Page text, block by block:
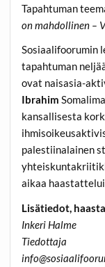
Tapahtuman
on mahdollinen –
Sosiaalifoorumin
tapahtuman
ovat naisasia-
Ibrahim
kansallisesta
palestiinalainen
aikaa
Lisätiedot,
Inkeri Halme
Tiedottaja